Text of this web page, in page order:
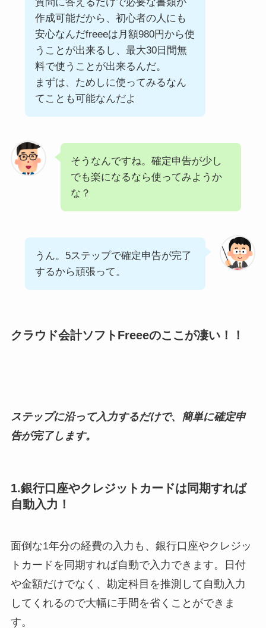
作成可能だから、初心者の人にも
安心なんだfreeeは月額980円から使
うことが出来るし、最大30日間無
料で使うことが出来るんだ。
まずは、ためしに使ってみるなん
てことも可能なんだよ
そうなんですね。確定申告が少し
でも楽になるなら使ってみようか
な？
うん。5ステップで確定申告が完了
するから頑張って。
クラウド会計ソフトFreeeのここが凄い！！
ステップに沿って入力するだけで、簡単に確定申
告が完了します。
1.銀行口座やクレジットカードは同期すれば
自動入力！
面倒な1年分の経費の入力も、銀行口座やクレジッ
トカードを同期すれば自動で入力できます。日付
や金額だけでなく、勘定科目を推測して自動入力
してくれるので大幅に手間を省くことができま
す。